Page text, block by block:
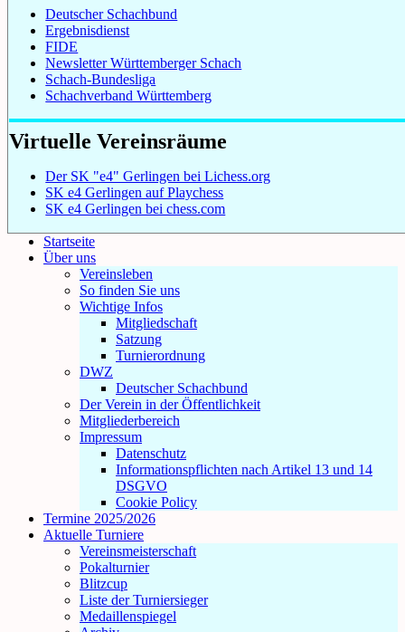
Deutscher Schachbund
Ergebnisdienst
FIDE
Newsletter Württemberger Schach
Schach-Bundesliga
Schachverband Württemberg
Virtuelle Vereinsräume
Der SK "e4" Gerlingen bei Lichess.org
SK e4 Gerlingen auf Playchess
SK e4 Gerlingen bei chess.com
Startseite
Über uns
Vereinsleben
So finden Sie uns
Wichtige Infos
Mitgliedschaft
Satzung
Turnierordnung
DWZ
Deutscher Schachbund
Der Verein in der Öffentlichkeit
Mitgliederbereich
Impressum
Datenschutz
Informationspflichten nach Artikel 13 und 14
DSGVO
Cookie Policy
Termine 2025/2026
Aktuelle Turniere
Vereinsmeisterschaft
Pokalturnier
Blitzcup
Liste der Turniersieger
Medaillenspiegel